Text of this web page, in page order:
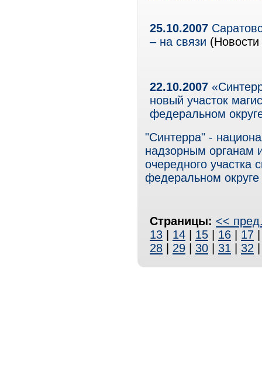
25.10.2007
– на связи (Новости
22.10.2007
новый участок
федеральном
"Синтерра" -
надзорным органам
очередного участка
федеральном
Страницы: <<
13
14 15 16 17
28
29 30 31 32